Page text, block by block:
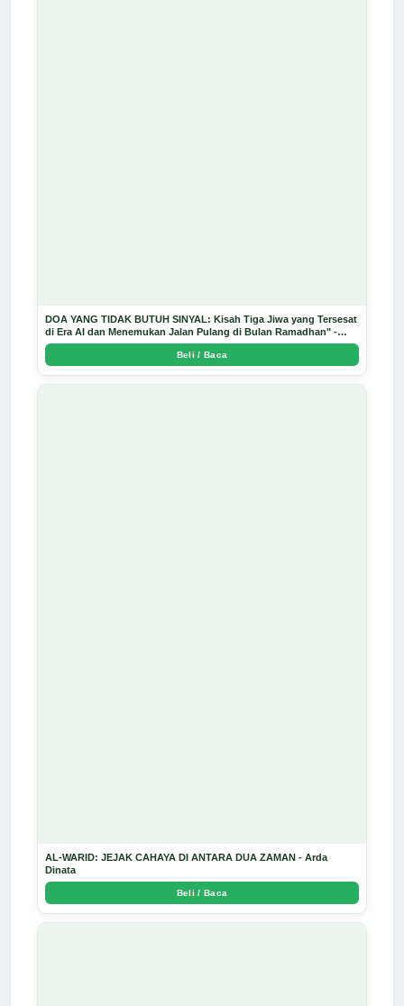
DOA YANG TIDAK BUTUH SINYAL: Kisah Tiga Jiwa yang Tersesat
di Era AI dan Menemukan Jalan Pulang di Bulan Ramadhan" -
Arda Dinata
Beli / Baca
AL-WARID: JEJAK CAHAYA DI ANTARA DUA ZAMAN - Arda
Dinata
Beli / Baca